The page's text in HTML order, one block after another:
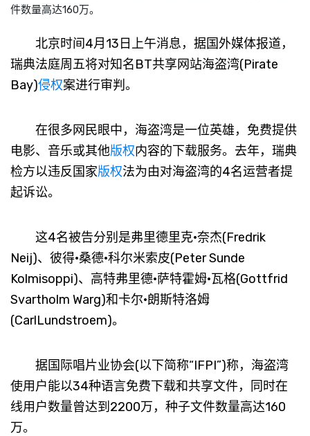
件数量高达160万。
北京时间4月13日上午消息，据国外媒体报道，
瑞典法庭周五将对知名BT共享网站海盗湾(Pirate
Bay)侵权案进行审判。
在很多网民眼中，海盗湾是一位英雄，免费提供
电影、音乐或其他版权内容的下载服务。去年，瑞典
检方以违反国家版权法为由对海盗湾的4名运营者提
起诉讼。
这4名被告分别是弗里德里克·奈杰(Fredrik
Neij)、彼得·桑德·科尔米索皮(Peter Sunde
Kolmisoppi)、高特弗里德·萨特霍姆·瓦格(Gottfrid
Svartholm Warg)和卡尔·朗斯特洛姆
(CarlLundstroem)。
据国际唱片业协会(以下简称“IFPI”)称，海盗湾
使用户能以34种语言免费下载和共享文件，同时在
线用户数量曾达到2200万，种子文件数量高达160
万。